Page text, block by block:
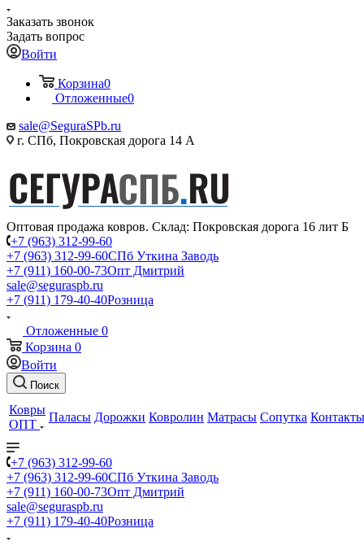
Заказать звонок
Задать вопрос
Войти
Корзина0
Отложенные0
sale@SeguraSPb.ru
г. СПб, Покровская дорога 14 А
Оптовая продажа ковров. Склад: Покровская дорога 16 лит Б
+7 (963) 312-99-60
+7 (963) 312-99-60СПб Уткина Заводь
+7 (911) 160-00-73Опт Дмитрий
sale@seguraspb.ru
+7 (911) 179-40-40Розница
Отложенные 0
Корзина 0
Войти
Поиск
Ковры
ОПТ
Паласы Дорожки Ковролин Матрасы Сопутка Контакты
+7 (963) 312-99-60
+7 (963) 312-99-60СПб Уткина Заводь
+7 (911) 160-00-73Опт Дмитрий
sale@seguraspb.ru
+7 (911) 179-40-40Розница